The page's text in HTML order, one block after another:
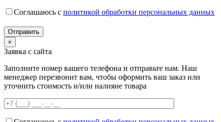
Соглашаюсь с политикой обработки персональных данных
×
Заявка с сайта
Заполните номер вашего телефона и отправьте нам. Наш
менеджер перезвонит вам, чтобы оформить ваш заказ или
уточнить стоимость и/или налияие товара